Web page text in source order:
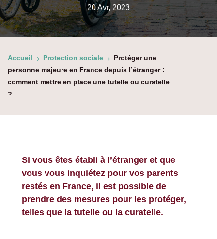
20 Avr, 2023
Accueil 5 Protection sociale 5
Protéger une
personne majeure en France depuis l’étranger :
comment mettre en place une tutelle ou curatelle
?
Si vous êtes établi à l’étranger et que
vous vous inquiétez pour vos parents
restés en France, il est possible de
prendre des mesures pour les protéger,
telles que la tutelle ou la curatelle.